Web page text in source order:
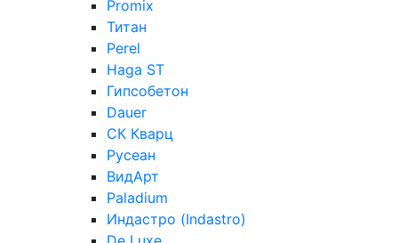
Promix
Титан
Perel
Haga ST
Гипсобетон
Dauer
СК Кварц
Русеан
ВидАрт
Paladium
Индастро (Indastro)